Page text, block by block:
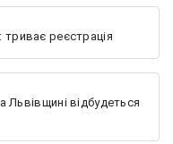
реєстрація
Львівщині відбудеться